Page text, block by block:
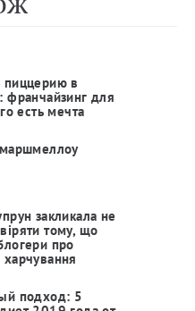
пиццерию в
франчайзинг для
есть мечта
закликала не
тому, що
про
подход: 5